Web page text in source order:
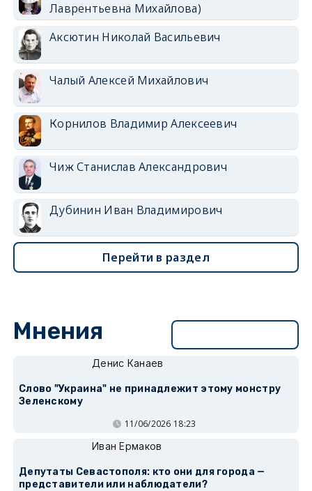
Лаврентьевна Михайлова)
Аксютин Николай Васильевич
Чалый Алексей Михайлович
Корнилов Владимир Алексеевич
Чиж Станислав Александрович
Дубинин Иван Владимирович
Перейти в раздел
Мнения
Денис Канаев
Слово "Украина" не принадлежит этому монстру
Зеленскому
11/06/2026 18:23
Иван Ермаков
Депутаты Севастополя: кто они для города —
представители или наблюдатели?